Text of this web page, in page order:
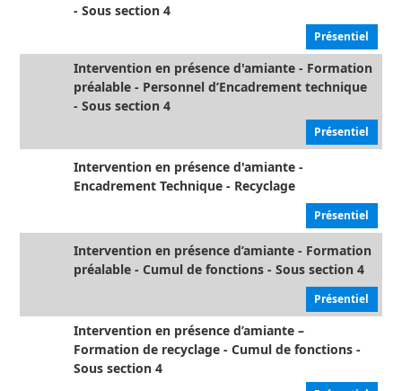
- Sous section 4
Présentiel
Intervention en présence d'amiante - Formation
préalable - Personnel d’Encadrement technique
- Sous section 4
Présentiel
Intervention en présence d'amiante -
Encadrement Technique - Recyclage
Présentiel
Intervention en présence d’amiante - Formation
préalable - Cumul de fonctions - Sous section 4
Présentiel
Intervention en présence d’amiante –
Formation de recyclage - Cumul de fonctions -
Sous section 4